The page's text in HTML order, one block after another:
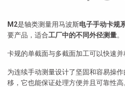
M2是轴类测量用马波斯电子手动卡规
要产品，适合工厂中的不同外径测量。
卡规的单截面与多截面加工可以快速并
为连续手动测量设计了坚固和容易操
移，它也能保证处理方便并且可靠性高
한국어